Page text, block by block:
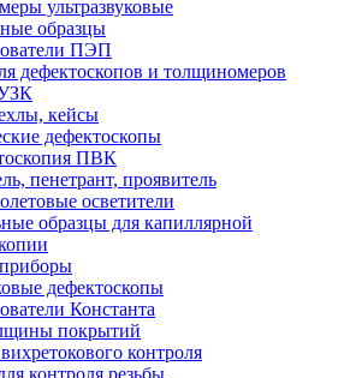
ультразвуковые
образцы
ПЭП
дефектоскопов и толщиномеров
кейсы
дефектоскопы
ПВК
пенетрант, проявитель
осветители
образцы для капиллярной
дефектоскопы
Константа
покрытий
контроля
контроля резьбы